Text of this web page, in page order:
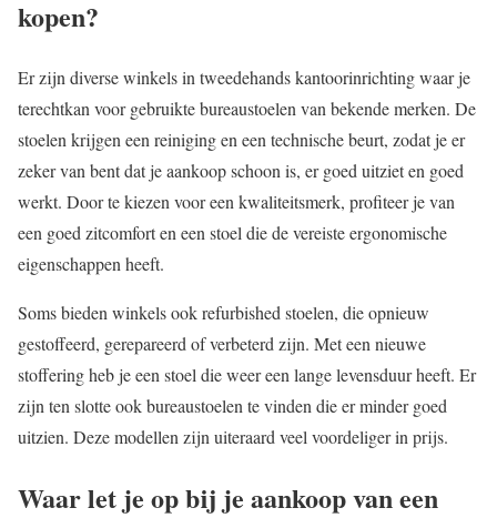
kopen?
Er zijn diverse winkels in tweedehands kantoorinrichting waar je
terechtkan voor gebruikte bureaustoelen van bekende merken. De
stoelen krijgen een reiniging en een technische beurt, zodat je er
zeker van bent dat je aankoop schoon is, er goed uitziet en goed
werkt. Door te kiezen voor een kwaliteitsmerk, profiteer je van
een goed zitcomfort en een stoel die de vereiste ergonomische
eigenschappen heeft.
Soms bieden winkels ook refurbished stoelen, die opnieuw
gestoffeerd, gerepareerd of verbeterd zijn. Met een nieuwe
stoffering heb je een stoel die weer een lange levensduur heeft. Er
zijn ten slotte ook bureaustoelen te vinden die er minder goed
uitzien. Deze modellen zijn uiteraard veel voordeliger in prijs.
Waar let je op bij je aankoop van een